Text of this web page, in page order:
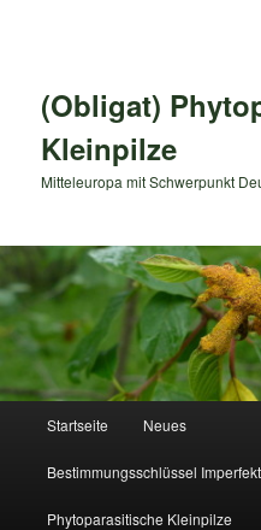
(Obligat)
Kleinpilze
Mitteleuropa mit Schwerpunkt
Startseite Neues
Bestimmungsschlüssel
Phytoparasitische Kleinpilze